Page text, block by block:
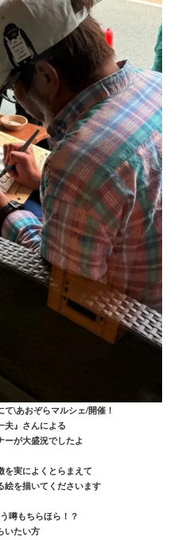
\あおぞらマルシェ/開催！
夫』さんによる
ーが大盛況でしたよ
を実によくとらまえて
絵を描いてくださいます
噂もちらほら！？
いたい方